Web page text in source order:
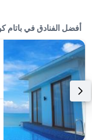
أفضل الفنادق في باتام